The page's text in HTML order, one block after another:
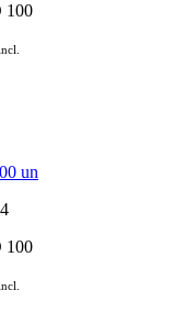
100
un
100